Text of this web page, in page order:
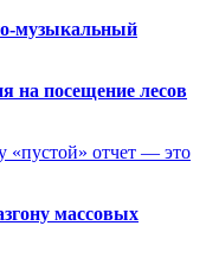
музыкальный
на посещение лесов
«пустой» отчет — это
массовых